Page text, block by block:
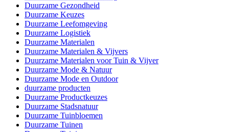
Duurzame Gezondheid
Duurzame Keuzes
Duurzame Leefomgeving
Duurzame Logistiek
Duurzame Materialen
Duurzame Materialen & Vijvers
Duurzame Materialen voor Tuin & Vijver
Duurzame Mode & Natuur
Duurzame Mode en Outdoor
duurzame producten
Duurzame Productkeuzes
Duurzame Stadsnatuur
Duurzame Tuinbloemen
Duurzame Tuinen